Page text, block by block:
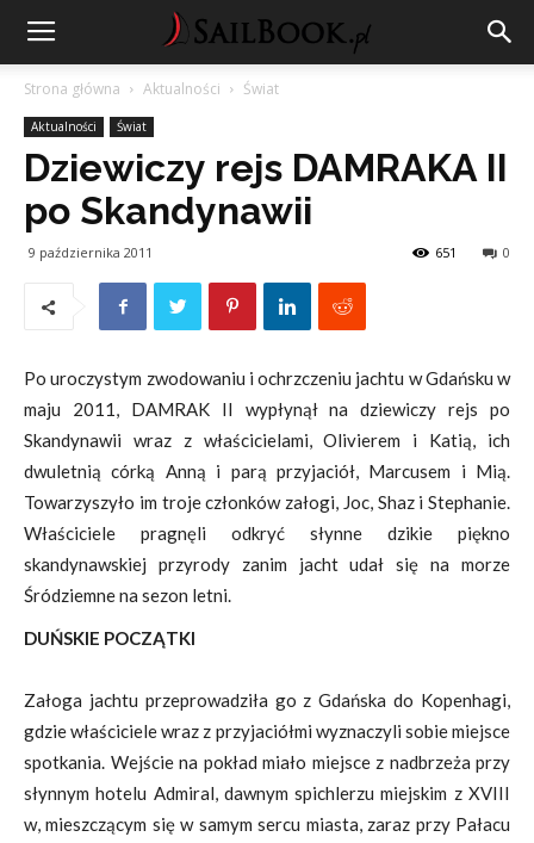
Strona główna Aktualności Świat
Aktualności Świat
Dziewiczy rejs DAMRAKA II
po Skandynawii
9 października 2011 0
651
Po uroczystym zwodowaniu i ochrzczeniu jachtu w Gdańsku w
maju 2011, DAMRAK II wypłynął na dziewiczy rejs po
Skandynawii wraz z właścicielami, Olivierem i Katią, ich
dwuletnią córką Anną i parą przyjaciół, Marcusem i Mią.
Towarzyszyło im troje członków załogi, Joc, Shaz i Stephanie.
Właściciele pragnęli odkryć słynne dzikie piękno
skandynawskiej przyrody zanim jacht udał się na morze
Śródziemne na sezon letni.
DUŃSKIE POCZĄTKI
Załoga jachtu przeprowadziła go z Gdańska do Kopenhagi,
gdzie właściciele wraz z przyjaciółmi wyznaczyli sobie miejsce
spotkania. Wejście na pokład miało miejsce z nadbrzeża przy
słynnym hotelu Admiral, dawnym spichlerzu miejskim z XVIII
w, mieszczącym się w samym sercu miasta, zaraz przy Pałacu